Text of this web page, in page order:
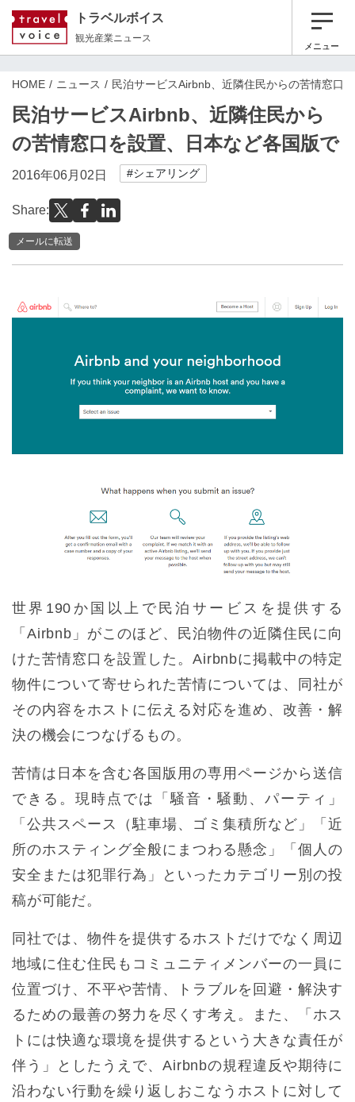
トラベルボイス
観光産業ニュース
メニュー
HOME ニュース 民泊サービスAirbnb、近隣住民からの苦情窓口
民泊サービスAirbnb、近隣住民から
の苦情窓口を設置、日本など各国版で
2016年06月02日 #シェアリング
Share:
メールに転送
世界190か国以上で民泊サービスを提供する
「Airbnb」がこのほど、民泊物件の近隣住民に向
けた苦情窓口を設置した。Airbnbに掲載中の特定
物件について寄せられた苦情については、同社が
その内容をホストに伝える対応を進め、改善・解
決の機会につなげるもの。
苦情は日本を含む各国版用の専用ページから送信
できる。現時点では「騒音・騒動、パーティ」
「公共スペース（駐車場、ゴミ集積所など」「近
所のホスティング全般にまつわる懸念」「個人の
安全または犯罪行為」といったカテゴリー別の投
稿が可能だ。
同社では、物件を提供するホストだけでなく周辺
地域に住む住民もコミュニティメンバーの一員に
位置づけ、不平や苦情、トラブルを回避・解決す
るための最善の努力を尽くす考え。また、「ホス
トには快適な環境を提供するという大きな責任が
伴う」としたうえで、Airbnbの規程違反や期待に
沿わない行動を繰り返しおこなうホストに対して